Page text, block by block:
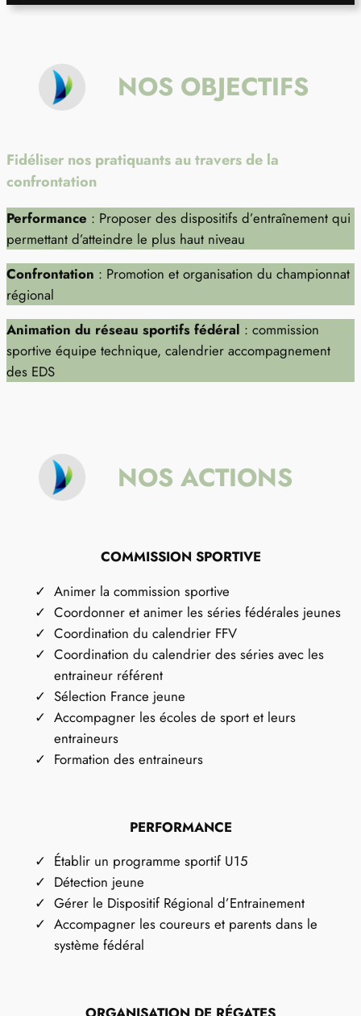
NOS OBJECTIFS
Fidéliser nos pratiquants au travers de la
confrontation
Performance : Proposer des dispositifs d’entraînement qui
permettant d’atteindre le plus haut niveau
Confrontation : Promotion et organisation du championnat
régional
Animation du réseau sportifs fédéral : commission
sportive équipe technique, calendrier accompagnement
des EDS
NOS ACTIONS
COMMISSION SPORTIVE
Animer la commission sportive
Coordonner et animer les séries fédérales jeunes
Coordination du calendrier FFV
Coordination du calendrier des séries avec les
entraineur référent
Sélection France jeune
Accompagner les écoles de sport et leurs
entraineurs
Formation des entraineurs
PERFORMANCE
Établir un programme sportif U15
Détection jeune
Gérer le Dispositif Régional d’Entrainement
Accompagner les coureurs et parents dans le
système fédéral